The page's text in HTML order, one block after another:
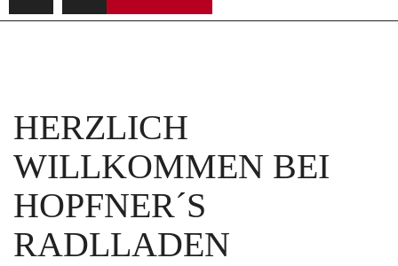
HERZLICH
WILLKOMMEN BEI
HOPFNER´S
RADLLADEN